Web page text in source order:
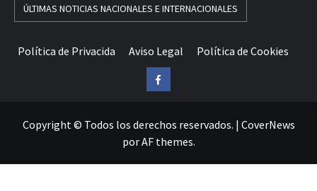
ÚLTIMAS NOTICIAS NACIONALES E INTERNACIONALES
Política de Privacida Aviso Legal Política de Cookies
Facebook
Copyright © Todos los derechos reservados. | CoverNews
por AF themes.